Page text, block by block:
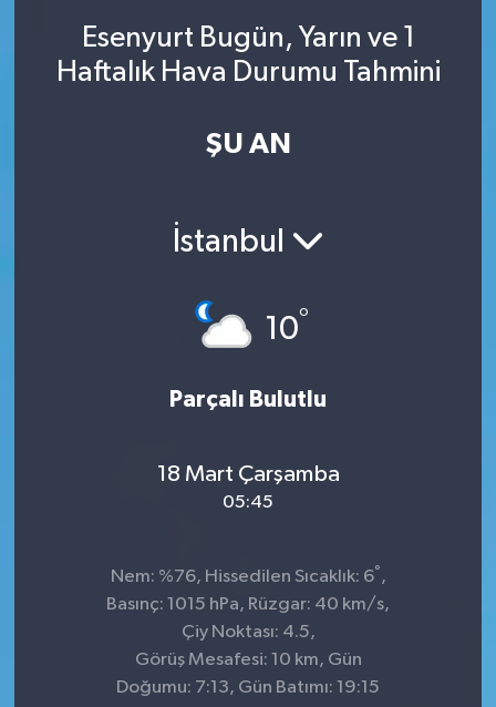
Esenyurt Bugün, Yarın ve 1
Haftalık Hava Durumu Tahmini
ŞU AN
İstanbul
10°
Parçalı Bulutlu
18 Mart Çarşamba
05:45
Nem: %76, Hissedilen Sıcaklık: 6° ,
Basınç: 1015 hPa, Rüzgar: 40 km/s,
Çiy Noktası: 4.5,
Görüş Mesafesi: 10 km, Gün
Doğumu: 7:13, Gün Batımı: 19:15
SINAVLAR
AKADEMİK/BİLİM